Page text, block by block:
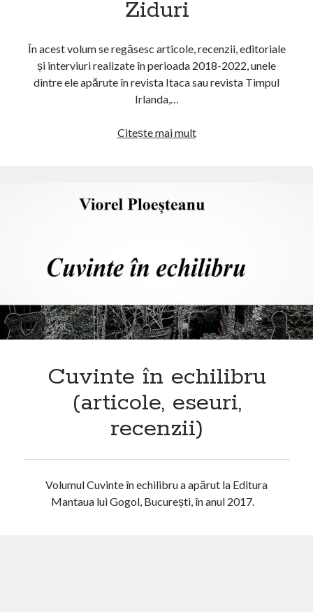
Ziduri
În acest volum se regăsesc articole, recenzii, editoriale
și interviuri realizate în perioada 2018-2022, unele
dintre ele apărute în revista Itaca sau revista Timpul
Irlanda,…
Citește mai multZiduri
Cuvinte în echilibru
(articole, eseuri,
recenzii)
Volumul Cuvinte în echilibru a apărut la Editura
Mantaua lui Gogol, București, în anul 2017.